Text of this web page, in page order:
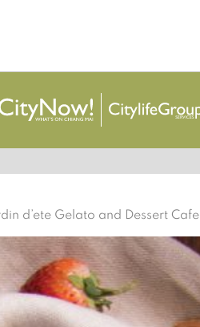
d’ete Gelato and Dessert Cafe